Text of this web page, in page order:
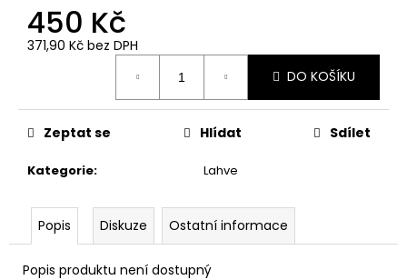
450 Kč
371,90 Kč bez DPH
DO KOŠÍKU
Kategorie: Lahve
Zeptat se Hlídat Sdílet
Popis Diskuze Ostatní informace
Popis produktu není dostupný
u
č
e
m
NÁHRDELNÍK
OBRACEČ
ČASU,
HARRY
POTTER